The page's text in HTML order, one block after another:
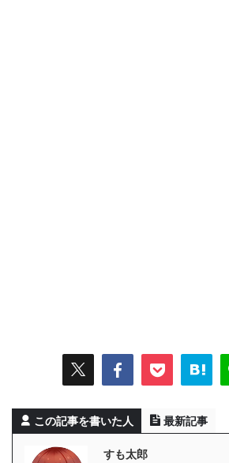
この記事を書いた人 最新記事
すも太郎